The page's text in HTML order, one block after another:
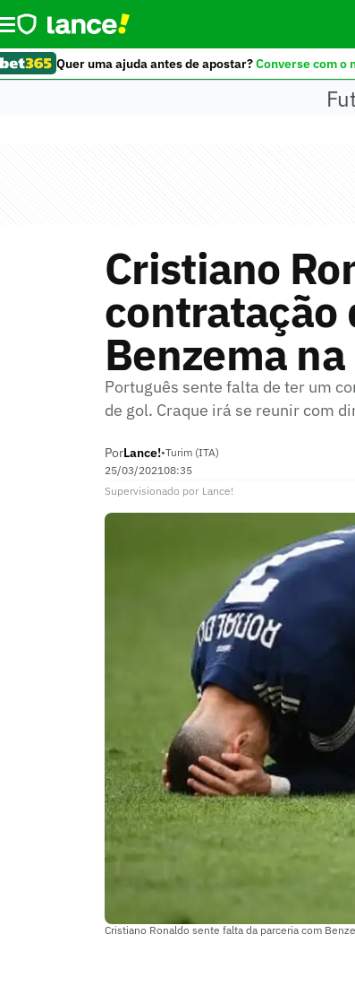
Quer uma ajuda antes de apostar?Converse com o
Cristiano
contratação
Benzema
Português sente falta de ter um
de gol. Craque irá se reunir com
PorLance!•Turim (ITA)
25/03/202108:35
Supervisionado por Lance!
Cristiano Ronaldo sente falta da parceria com